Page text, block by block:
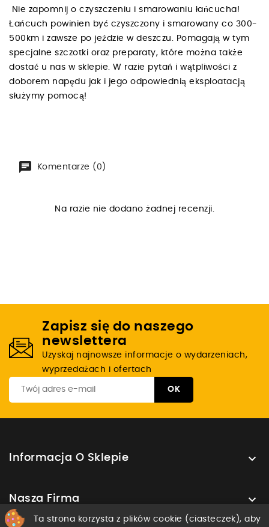
Nie zapomnij o czyszczeniu i smarowaniu łańcucha!
Łańcuch powinien być czyszczony i smarowany co 300-
500km i zawsze po jeździe w deszczu. Pomagają w tym
specjalne szczotki oraz preparaty, które można także
dostać u nas w sklepie. W razie pytań i wątpliwości z
doborem napędu jak i jego odpowiednią eksploatacją
służymy pomocą!
Komentarze (0)
Na razie nie dodano żadnej recenzji.
Zapisz się do naszego
newslettera
Uzyskaj najnowsze informacje o wydarzeniach,
wyprzedażach i ofertach
Informacja O Sklepie 
Nasza Firma 
Ta strona korzysta z plików cookie (ciasteczek), aby